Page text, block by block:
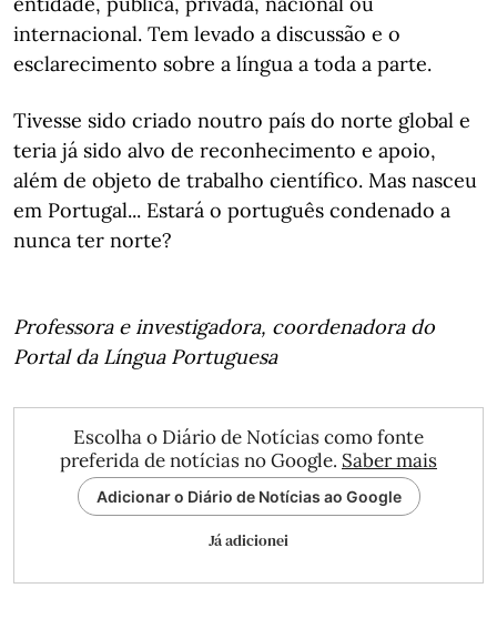
internacional. Tem levado a discussão e o
esclarecimento sobre a língua a toda a parte.
Tivesse sido criado noutro país do norte global e
teria já sido alvo de reconhecimento e apoio,
além de objeto de trabalho científico. Mas nasceu
em Portugal... Estará o português condenado a
nunca ter norte?
Professora e investigadora, coordenadora do
Portal da Língua Portuguesa
Escolha o Diário de Notícias como fonte
preferida de notícias no Google. Saber mais
Adicionar o Diário de Notícias ao Google
Já adicionei